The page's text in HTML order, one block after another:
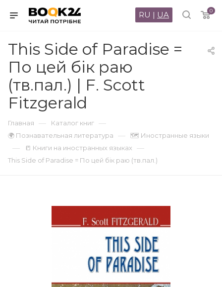
0
RU | UA
This Side of Paradise =
По цей бік раю
(тв.пал.) | F. Scott
Fitzgerald
Главная — Каталог книг —
🌍 Познавательная литература — 🗺 Иностранные языки
— 📒 Книги на иностранных языках —
This Side of Paradise = По цей бік раю (тв.пал.)